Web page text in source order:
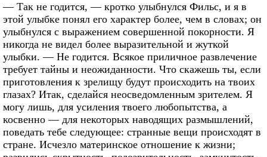
— Так не годится, — кротко улыбнулся Фильс, и я в
этой улыбке понял его характер более, чем в словах; он
улыбнулся с выражением совершенной покорности. Я
никогда не видел более выразительной и жуткой
улыбки. — Не годится. Всякое приличное развлечение
требует тайны и неожиданности. Что скажешь ты, если
приготовления к зрелищу будут происходить на твоих
глазах? Итак, сделайся неосведомленным зрителем. Я
могу лишь, для усиления твоего любопытства, а
косвенно — для некоторых наводящих размышлений,
поведать тебе следующее: странные вещи происходят в
стране. Исчезло материнское отношение к жизни;